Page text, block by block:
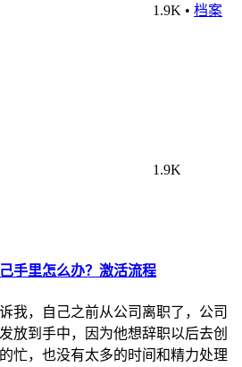
1.9K • 档案
1.9K
手里怎么办？激活流程
我，自己之前从公司离职了，公司
放到手中，因为他想辞职以后去创
忙，也没有太多的时间和精力处理